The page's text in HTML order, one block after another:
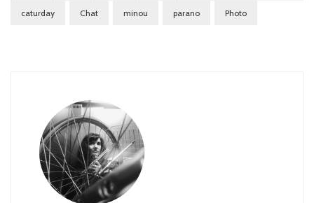
caturday Chat minou parano Photo